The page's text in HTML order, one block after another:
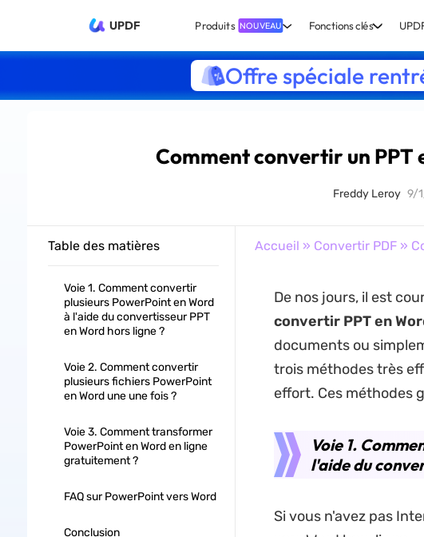
UPDF Produits NOUVEAU Fonctions clés
Offre spéciale
Comment convertir un PPT
Freddy Leroy 9/
Table des matières
Voie 1. Comment convertir
plusieurs PowerPoint en Word
à l'aide du convertisseur PPT
en Word hors ligne ?
Voie 2. Comment convertir
plusieurs fichiers PowerPoint
en Word une une fois ?
Voie 3. Comment transformer
PowerPoint en Word en ligne
gratuitement ?
FAQ sur PowerPoint vers Word
Conclusion
Accueil » Convertir PDF»
De nos jours, il est
convertir PPT en
documents ou
trois méthodes très
effort. Ces méthodes
Voie 1.
l'aide du
Si vous n'avez pas